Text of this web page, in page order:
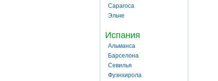
Сарагоса
Эльче
Испания
Альманса
Барселона
Севилья
Фуэнхирола